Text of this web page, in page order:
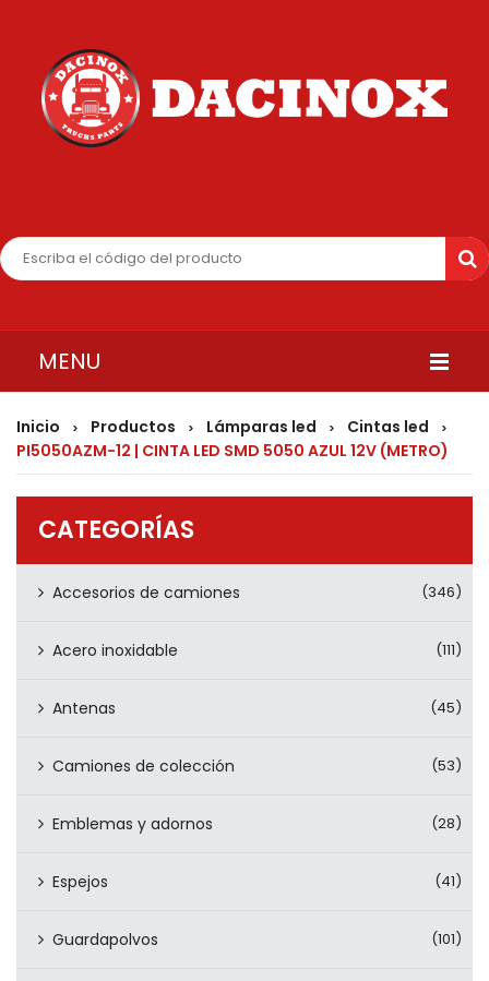
MENU
INICIO
QUIENES SOMOS
Inicio > Productos > Lámparas led > Cintas led >
PI5050AZM-12 | CINTA LED SMD 5050 AZUL 12V (METRO)
CATEGORÍAS
Accesorios de camiones (346)
Acero inoxidable (111)
Antenas (45)
Camiones de colección (53)
Emblemas y adornos (28)
Espejos (41)
Guardapolvos (101)